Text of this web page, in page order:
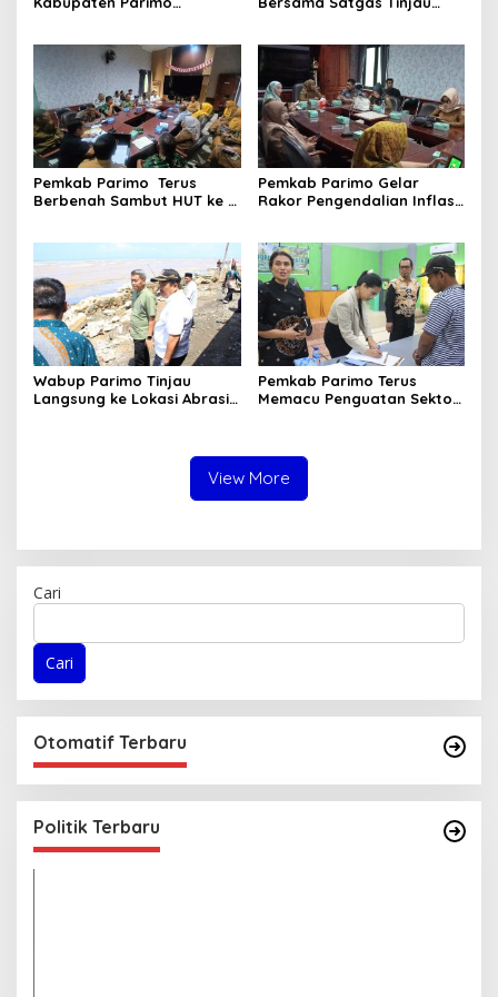
Sidang 2025/2026
Pemkab Parimo Terus
Berbenah Sambut HUT ke –
Pemkab Parimo Gelar
Rakor Pengendalian Inflasi
Wabup Parimo Tinjau
Langsung ke Lokasi Abrasi
Pemkab Parimo Terus
Memacu Penguatan Sektor
View More
Cari
Cari
Otomatif Terbaru
Politik Terbaru